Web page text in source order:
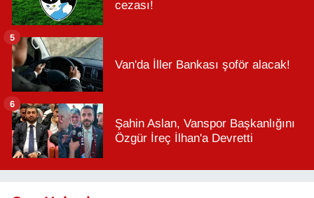
cezası!
Van'da İller Bankası şoför alacak!
5
Şahin Aslan, Vanspor Başkanlığını
Özgür İreç İlhan'a Devretti
6